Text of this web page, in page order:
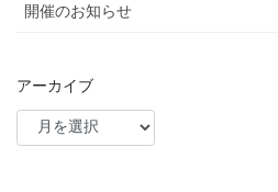
開催のお知らせ
アーカイブ